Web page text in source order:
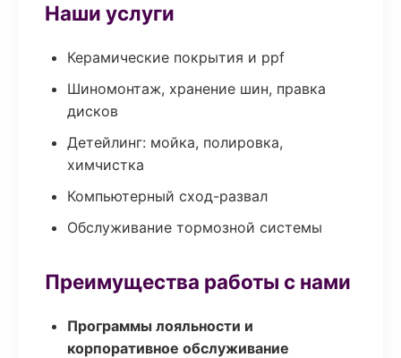
Наши услуги
Керамические покрытия и ppf
Шиномонтаж, хранение шин, правка
дисков
Детейлинг: мойка, полировка,
химчистка
Компьютерный сход-развал
Обслуживание тормозной системы
Преимущества работы с нами
Программы лояльности и
корпоративное обслуживание